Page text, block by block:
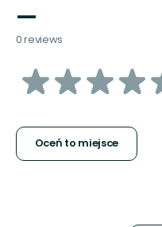
—
0 reviews
z
gwiazdek
Oceń to miejsce